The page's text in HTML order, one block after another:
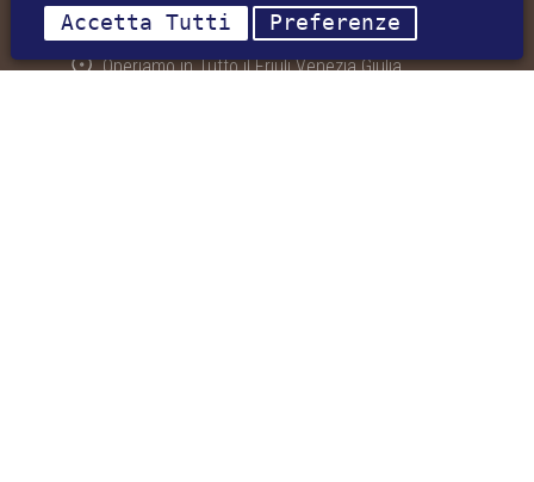
info@newinterhouse.it
Operiamo in Tutto il Friuli Venezia Giulia
Accetta Tutti Preferenze